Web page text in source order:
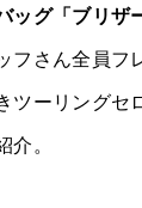
ッグ「ブリザ
フさん全員フ
ツーリングセ
。